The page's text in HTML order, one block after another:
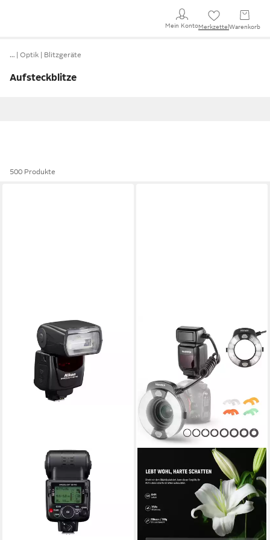
Mein KontoMerkzettel Warenkorb
… Optik Blitzgeräte
Aufsteckblitze
500 Produkte